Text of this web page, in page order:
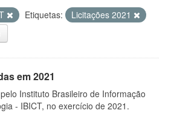
Etiquetas:
Licitações 2021
em 2021
Instituto Brasileiro de Informação
- IBICT, no exercício de 2021.